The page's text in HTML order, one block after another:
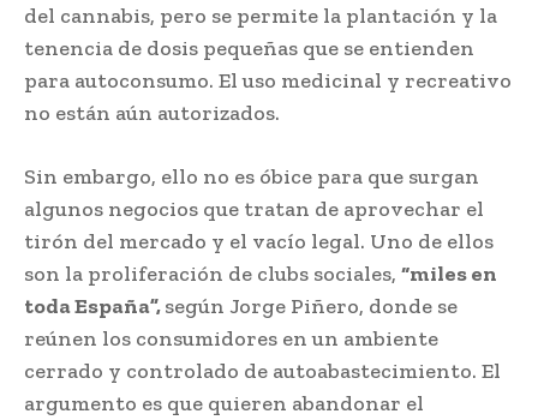
del cannabis, pero se permite la plantación y la
tenencia de dosis pequeñas que se entienden
para autoconsumo. El uso medicinal y recreativo
no están aún autorizados.
Sin embargo, ello no es óbice para que surgan
algunos negocios que tratan de aprovechar el
tirón del mercado y el vacío legal. Uno de ellos
son la proliferación de clubs sociales, “miles en
toda España”,según Jorge Piñero, donde se
reúnen los consumidores en un ambiente
cerrado y controlado de autoabastecimiento. El
argumento es que quieren abandonar el